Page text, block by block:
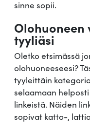
sinne sopii.
Olohuoneen
tyyliäsi
Oletko etsimässä
olohuoneeseesi?
tyyleittäin
selaamaan
linkeistä. Näiden
sopivat katto-,